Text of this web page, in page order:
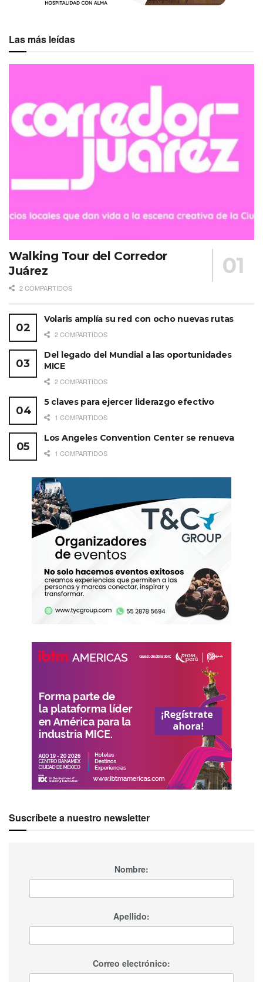
Las más leídas
Walking Tour del Corredor
Juárez
2 COMPARTIDOS
Volaris amplía su red con ocho nuevas rutas
2 COMPARTIDOS
Del legado del Mundial a las oportunidades
MICE
2 COMPARTIDOS
5 claves para ejercer liderazgo efectivo
1 COMPARTIDOS
Los Angeles Convention Center se renueva
1 COMPARTIDOS
Suscríbete a nuestro newsletter
Nombre:
Apellido:
Correo electrónico: